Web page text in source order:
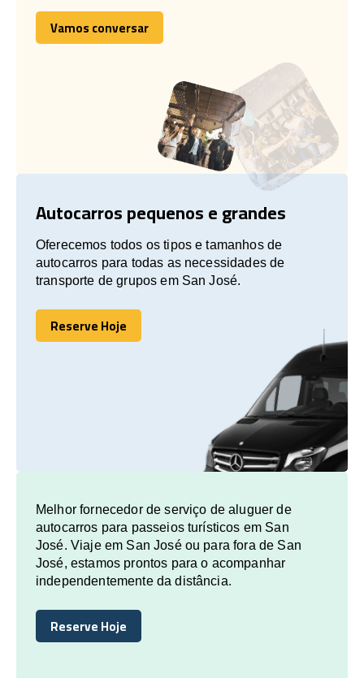
Vamos conversar
Vamos conversar
Autocarros pequenos e grandes
Oferecemos todos os tipos e tamanhos de
autocarros para todas as necessidades de
transporte de grupos em San José.
Reserve Hoje
Reserve Hoje
Melhor fornecedor de serviço de aluguer de
autocarros para passeios turísticos em San
José. Viaje em San José ou para fora de San
José, estamos prontos para o acompanhar
independentemente da distância.
Reserve Hoje
Reserve Hoje